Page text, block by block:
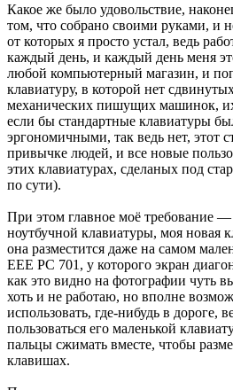
Какое же было удовольствие,
том, что собрано своими руками, и
от которых я просто устал, ведь
каждый день, и каждый день меня
любой компьютерный магазин, и
клавиатуру, в которой нет
механических пишущих машинок,
если бы стандартные клавиатуры
эргономичными, так ведь нет, этот
привычке людей, и все новые
этих клавиатурах, сделаных под
по сути).
При этом главное моё требование
ноутбучной клавиатуры, моя новая
она разместится даже на самом
EEE PC 701, у которого экран
как это видно на фотографии чуть
хоть и не работаю, но вполне
использовать, где-нибудь в дороге,
пользоваться его маленькой
пальцы сжимать вместе, чтобы
клавишах.